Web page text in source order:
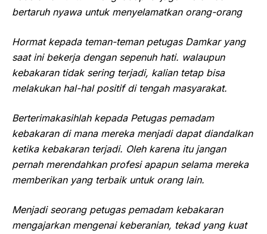
bertaruh nyawa untuk menyelamatkan orang-orang
Hormat kepada teman-teman petugas Damkar yang
saat ini bekerja dengan sepenuh hati. walaupun
kebakaran tidak sering terjadi, kalian tetap bisa
melakukan hal-hal positif di tengah masyarakat.
Berterimakasihlah kepada Petugas pemadam
kebakaran di mana mereka menjadi dapat diandalkan
ketika kebakaran terjadi. Oleh karena itu jangan
pernah merendahkan profesi apapun selama mereka
memberikan yang terbaik untuk orang lain.
Menjadi seorang petugas pemadam kebakaran
mengajarkan mengenai keberanian, tekad yang kuat